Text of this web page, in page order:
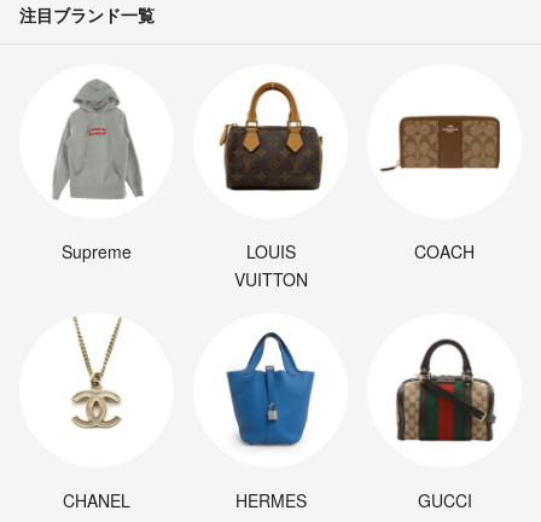
注目ブランド一覧
Supreme
LOUIS
VUITTON
COACH
CHANEL HERMES GUCCI